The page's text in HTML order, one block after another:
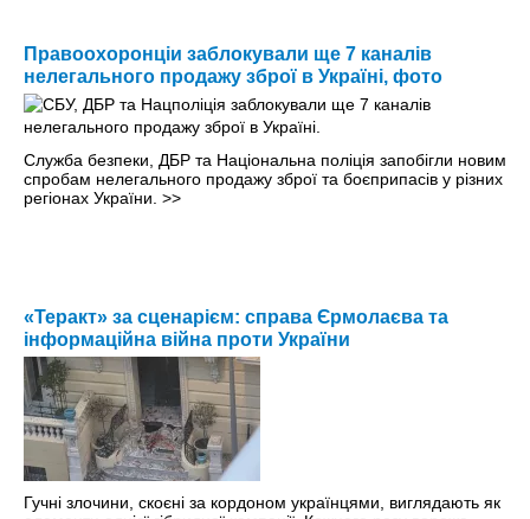
Правоохоронціи заблокували ще 7 каналів
нелегального продажу зброї в Україні, фото
Служба безпеки, ДБР та Національна поліція запобігли новим
спробам нелегального продажу зброї та боєприпасів у різних
регіонах України. >>
«Теракт» за сценарієм: справа Єрмолаєва та
інформаційна війна проти України
Гучні злочини, скоєні за кордоном українцями, виглядають як